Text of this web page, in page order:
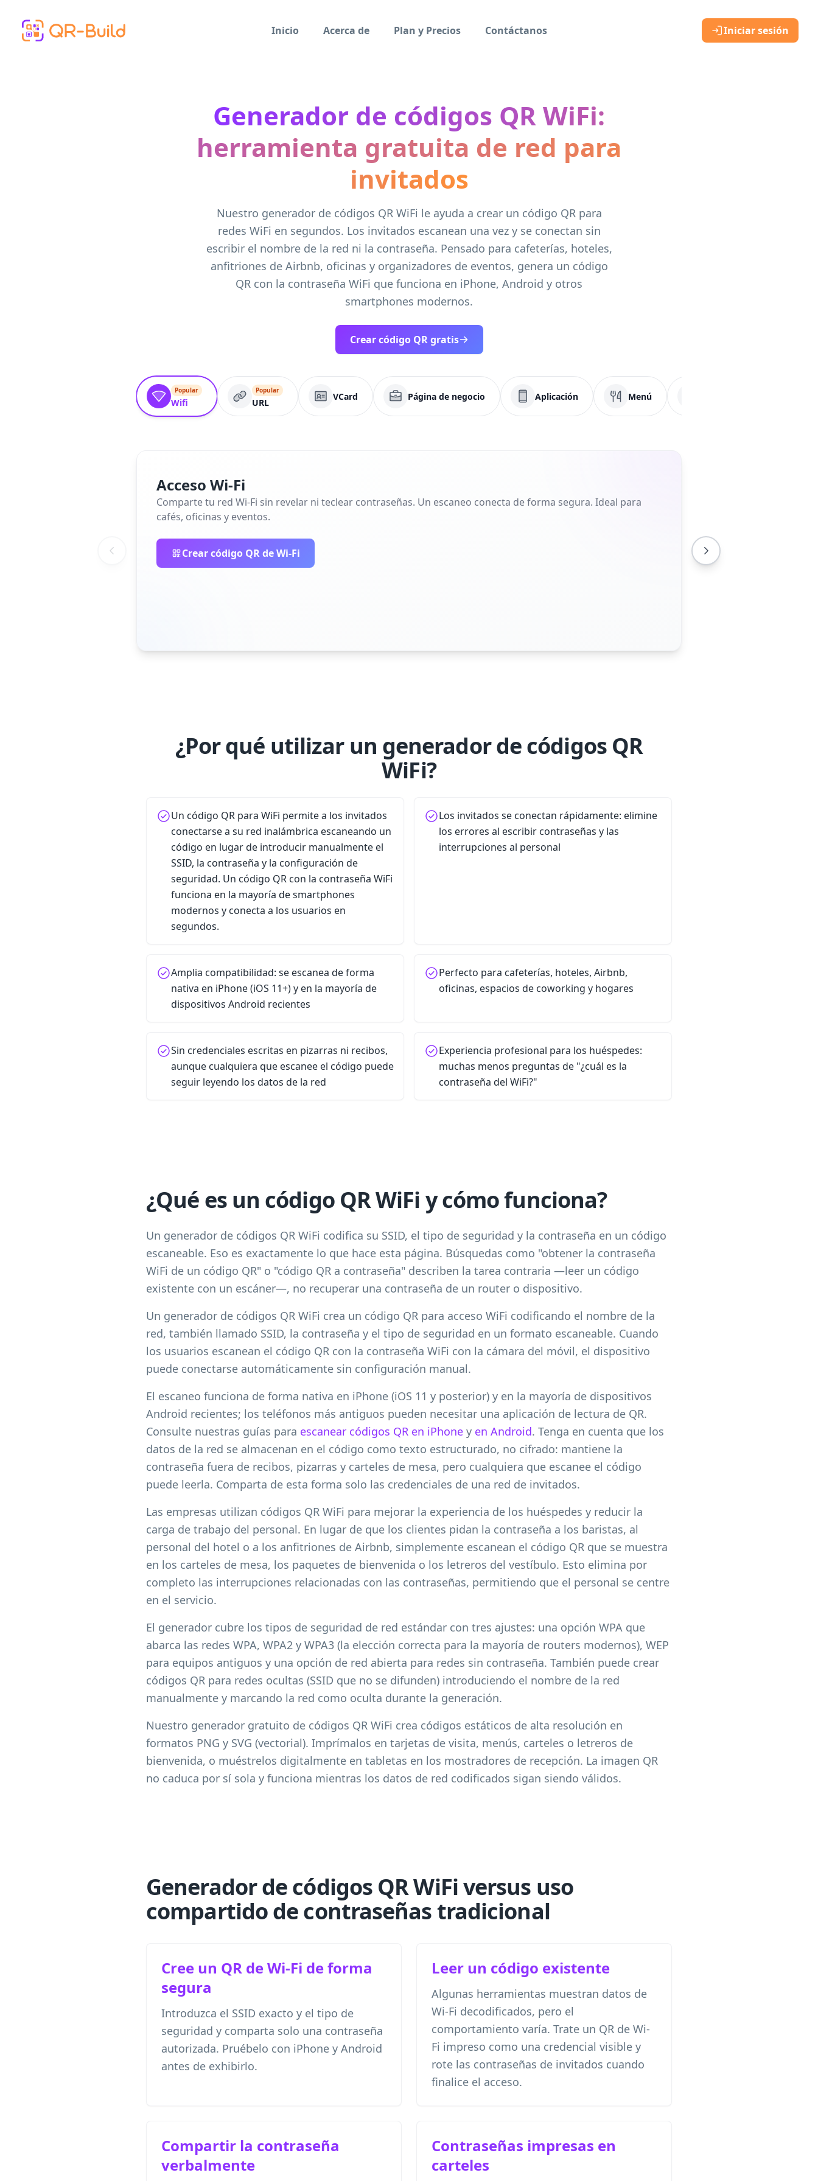
Inicio
Acerca de Plan y Precios Contáctanos Iniciar sesión
Generador de códigos QR WiFi:
herramienta gratuita de red para
invitados
Nuestro generador de códigos QR WiFi le ayuda a crear un código QR para
redes WiFi en segundos. Los invitados escanean una vez y se conectan sin
escribir el nombre de la red ni la contraseña. Pensado para cafeterías, hoteles,
anfitriones de Airbnb, oficinas y organizadores de eventos, genera un código
QR con la contraseña WiFi que funciona en iPhone, Android y otros
smartphones modernos.
Crear código QR gratis
Popular
Wifi
Popular
URL
VCard Página de negocio Aplicación Menú
Acceso Wi‑Fi
Comparte tu red Wi‑Fi sin revelar ni teclear contraseñas. Un escaneo conecta de forma segura. Ideal para
cafés, oficinas y eventos.
Crear código QR de Wi‑Fi
¿Por qué utilizar un generador de códigos QR
WiFi?
Un código QR para WiFi permite a los invitados
conectarse a su red inalámbrica escaneando un
código en lugar de introducir manualmente el
SSID, la contraseña y la configuración de
seguridad. Un código QR con la contraseña WiFi
funciona en la mayoría de smartphones
modernos y conecta a los usuarios en
segundos.
Los invitados se conectan rápidamente: elimine
los errores al escribir contraseñas y las
interrupciones al personal
Amplia compatibilidad: se escanea de forma
nativa en iPhone (iOS 11+) y en la mayoría de
dispositivos Android recientes
Perfecto para cafeterías, hoteles, Airbnb,
oficinas, espacios de coworking y hogares
Sin credenciales escritas en pizarras ni recibos,
aunque cualquiera que escanee el código puede
seguir leyendo los datos de la red
Experiencia profesional para los huéspedes:
muchas menos preguntas de "¿cuál es la
contraseña del WiFi?"
¿Qué es un código QR WiFi y cómo funciona?
Un generador de códigos QR WiFi codifica su SSID, el tipo de seguridad y la contraseña en un código
escaneable. Eso es exactamente lo que hace esta página. Búsquedas como "obtener la contraseña
WiFi de un código QR" o "código QR a contraseña" describen la tarea contraria —leer un código
existente con un escáner—, no recuperar una contraseña de un router o dispositivo.
Un generador de códigos QR WiFi crea un código QR para acceso WiFi codificando el nombre de la
red, también llamado SSID, la contraseña y el tipo de seguridad en un formato escaneable. Cuando
los usuarios escanean el código QR con la contraseña WiFi con la cámara del móvil, el dispositivo
puede conectarse automáticamente sin configuración manual.
El escaneo funciona de forma nativa en iPhone (iOS 11 y posterior) y en la mayoría de dispositivos
Android recientes; los teléfonos más antiguos pueden necesitar una aplicación de lectura de QR.
Consulte nuestras guías para escanear códigos QR en iPhone y en Android. Tenga en cuenta que los
datos de la red se almacenan en el código como texto estructurado, no cifrado: mantiene la
contraseña fuera de recibos, pizarras y carteles de mesa, pero cualquiera que escanee el código
puede leerla. Comparta de esta forma solo las credenciales de una red de invitados.
Las empresas utilizan códigos QR WiFi para mejorar la experiencia de los huéspedes y reducir la
carga de trabajo del personal. En lugar de que los clientes pidan la contraseña a los baristas, al
personal del hotel o a los anfitriones de Airbnb, simplemente escanean el código QR que se muestra
en los carteles de mesa, los paquetes de bienvenida o los letreros del vestíbulo. Esto elimina por
completo las interrupciones relacionadas con las contraseñas, permitiendo que el personal se centre
en el servicio.
El generador cubre los tipos de seguridad de red estándar con tres ajustes: una opción WPA que
abarca las redes WPA, WPA2 y WPA3 (la elección correcta para la mayoría de routers modernos), WEP
para equipos antiguos y una opción de red abierta para redes sin contraseña. También puede crear
códigos QR para redes ocultas (SSID que no se difunden) introduciendo el nombre de la red
manualmente y marcando la red como oculta durante la generación.
Nuestro generador gratuito de códigos QR WiFi crea códigos estáticos de alta resolución en
formatos PNG y SVG (vectorial). Imprímalos en tarjetas de visita, menús, carteles o letreros de
bienvenida, o muéstrelos digitalmente en tabletas en los mostradores de recepción. La imagen QR
no caduca por sí sola y funciona mientras los datos de red codificados sigan siendo válidos.
Generador de códigos QR WiFi versus uso
compartido de contraseñas tradicional
Cree un QR de Wi-Fi de forma
segura
Introduzca el SSID exacto y el tipo de
seguridad y comparta solo una contraseña
autorizada. Pruébelo con iPhone y Android
antes de exhibirlo.
Leer un código existente
Algunas herramientas muestran datos de
Wi-Fi decodificados, pero el
comportamiento varía. Trate un QR de Wi-
Fi impreso como una credencial visible y
rote las contraseñas de invitados cuando
finalice el acceso.
Compartir la contraseña
verbalmente
Contraseñas impresas en
carteles